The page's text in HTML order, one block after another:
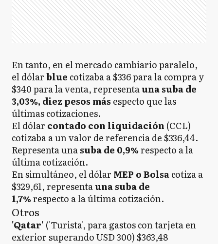
En tanto, en el mercado cambiario paralelo,
el dólarblue cotizaba a $336 para la compra y
$340 para la venta, representauna suba de
3,03%, diez pesos más especto que las
últimas cotizaciones.
El dólar contado con liquidación (CCL)
cotizaba a un valor de referencia de $336,44.
Representa unasuba de 0,9%respecto a la
última cotización.
En simultáneo, el dólar MEP o Bolsacotiza a
$329,61, representauna suba de
1,7%respecto a la última cotización.
Otros
'Qatar' ('Turista', para gastos con tarjeta en
exterior superando USD 300) $363,48